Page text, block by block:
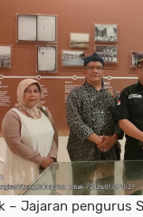
– Jajaran pengurus